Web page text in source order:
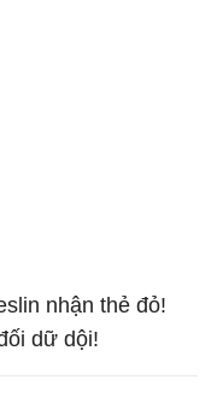
nhận thẻ đỏ!
dữ dội!